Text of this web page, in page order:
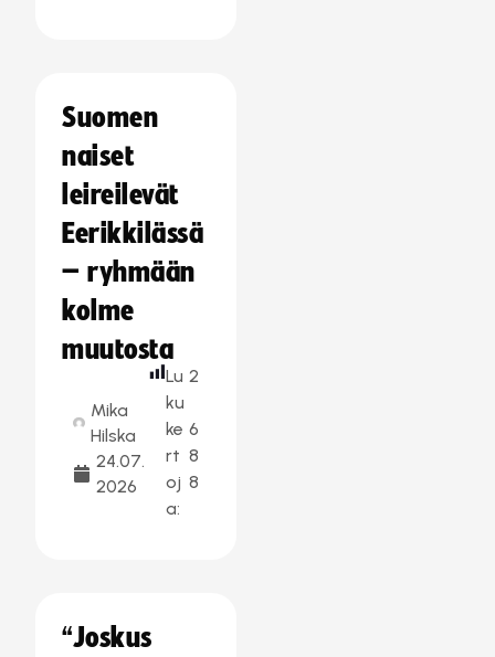
Suomen
naiset
leireilevät
Eerikkilässä
– ryhmään
kolme
muutosta
Mika
Hilska
24.07.
2026
Lu
ku
ke
rt
oj
a:
2
6
8
8
“Joskus